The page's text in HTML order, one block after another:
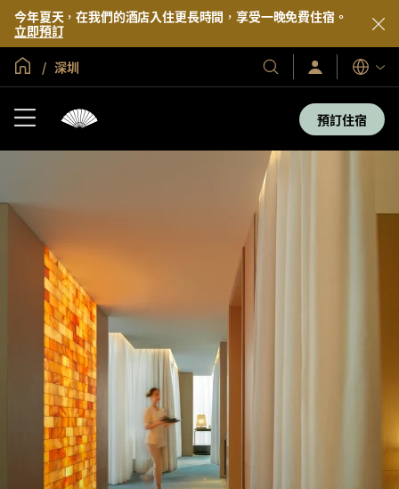
今年夏天，在我們的酒店入住更長時間，享受一晚免費住宿。
立即預訂
全球首頁
深圳
我
們
及
度
假
登
入/
即
加
入
語
言
預訂住宿